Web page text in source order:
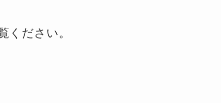
ください。